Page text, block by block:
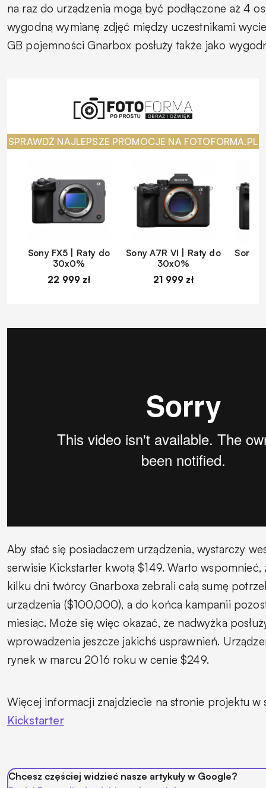
na raz do urządzenia mogą być podłączone aż 4
wygodną wymianę zdjęć między uczestnikami
GB pojemności Gnarbox posłuży także jako
SPRAWDŹ NAJLEPSZE PROMOCJE NA FOTOFORMA.PL
Sony FX5 | Raty do
30x0%
22 999 zł
Sony A7R VI | Raty do
30x0%
21 999 zł
Sony
Aby stać się posiadaczem urządzenia, wystarczy
serwisie Kickstarter kwotą $149. Warto
kilku dni twórcy Gnarboxa zebrali całą sumę
urządzenia ($100,000), a do końca kampanii
miesiąc. Może się więc okazać, że nadwyżka
wprowadzenia jeszcze jakichś usprawnień.
rynek w marcu 2016 roku w cenie $249.
Więcej informacji znajdziecie na stronie projektu w
Kickstarter
Chcesz częściej widzieć nasze artykuły w Google?